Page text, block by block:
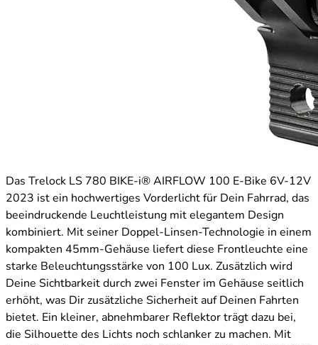
Das Trelock LS 780 BIKE-i® AIRFLOW 100 E-Bike 6V-12V
2023 ist ein hochwertiges Vorderlicht für Dein Fahrrad, das
beeindruckende Leuchtleistung mit elegantem Design
kombiniert. Mit seiner Doppel-Linsen-Technologie in einem
kompakten 45mm-Gehäuse liefert diese Frontleuchte eine
starke Beleuchtungsstärke von 100 Lux. Zusätzlich wird
Deine Sichtbarkeit durch zwei Fenster im Gehäuse seitlich
erhöht, was Dir zusätzliche Sicherheit auf Deinen Fahrten
bietet. Ein kleiner, abnehmbarer Reflektor trägt dazu bei,
die Silhouette des Lichts noch schlanker zu machen. Mit